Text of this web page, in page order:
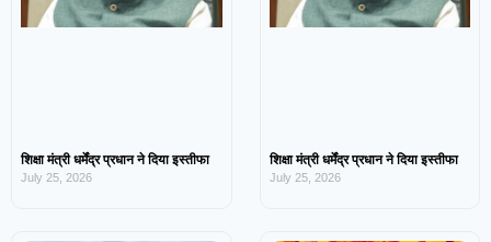
शिक्षा मंत्री धर्मेंद्र प्रधान ने दिया इस्तीफा
July 25, 2026
शिक्षा मंत्री धर्मेंद्र प्रधान ने दिया इस्तीफा
July 25, 2026